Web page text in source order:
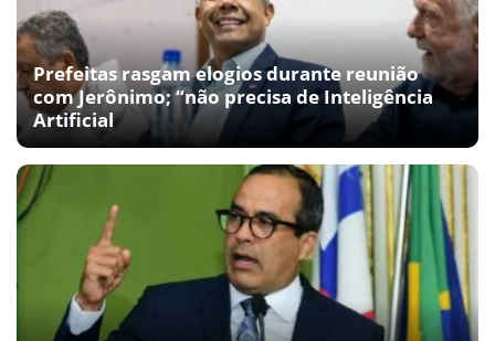
Prefeitas rasgam elogios durante reunião
com Jerônimo; “não precisa de Inteligência
Artificial